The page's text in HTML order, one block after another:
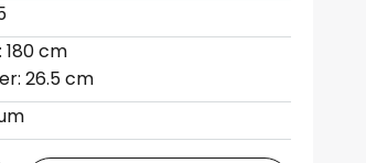
180 cm
26.5 cm